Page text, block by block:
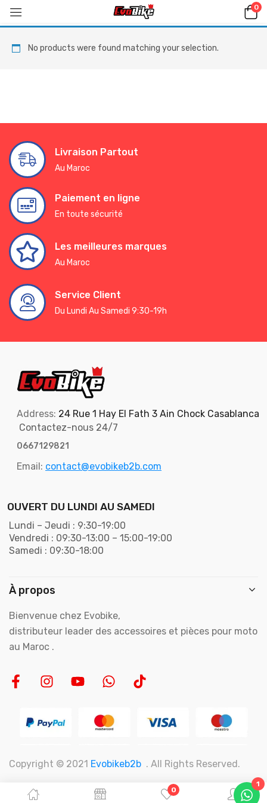
0
0
No products were found matching your selection.
Livraison Partout
Au Maroc
Paiement en ligne
En toute sécurité
Les meilleures marques
Au Maroc
Service Client
Du Lundi Au Samedi 9:30-19h
Address: 24 Rue 1 Hay El Fath 3 Ain Chock Casablanca
Contactez-nous 24/7
0667129821
Email: contact@evobikeb2b.com
OUVERT DU LUNDI AU SAMEDI
Lundi – Jeudi : 9:30-19:00
Vendredi : 09:30-13:00 – 15:00-19:00
Samedi : 09:30-18:00
À propos
Bienvenue chez Evobike,
distributeur leader des accessoires et pièces pour moto
au Maroc .
Copyright © 2021 Evobikeb2b . All Rights Reserved.
1